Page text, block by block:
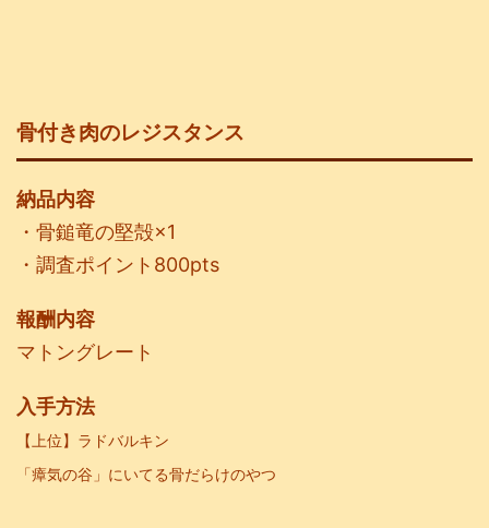
骨付き肉のレジスタンス
納品内容
・骨鎚竜の堅殻×1
・調査ポイント800pts
報酬内容
マトングレート
入手方法
【上位】ラドバルキン
「瘴気の谷」にいてる骨だらけのやつ